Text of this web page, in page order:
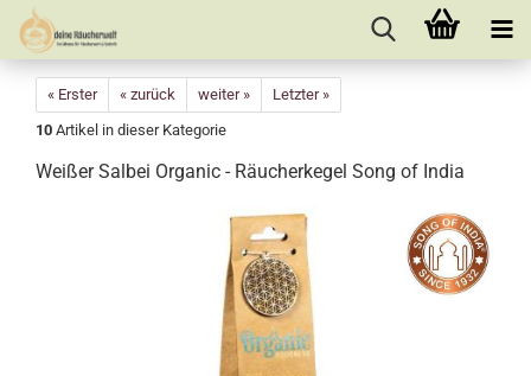
« Erster « zurück weiter »
Letzter »
10 Artikel in dieser Kategorie
Weißer Salbei Organic - Räucherkegel Song of India